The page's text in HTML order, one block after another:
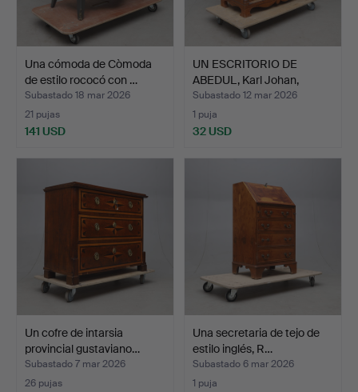
Una cómoda de Còmoda
de estilo rococó con …
Subastado 18 mar 2026
21 pujas
141 USD
UN ESCRITORIO DE
ABEDUL, Karl Johan,
Sueci…
Subastado 12 mar 2026
1 puja
32 USD
Un cofre de intarsia
provincial gustaviano…
Subastado 7 mar 2026
26 pujas
Una secretaria de tejo de
estilo inglés, R…
Subastado 6 mar 2026
1 puja